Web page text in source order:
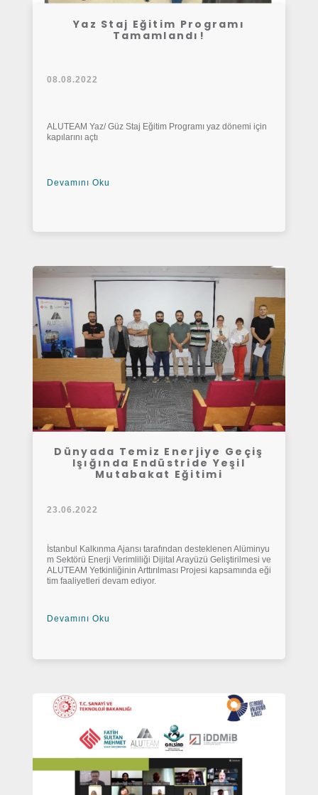
Yaz Staj Eğitim Programı
Tamamlandı!
08.08.2022
ALUTEAM Yaz/ Güz Staj Eğitim Programı yaz dönemi için
kapılarını açtı
Devamını Oku
Dünyada Temiz Enerjiye Geçiş
Işığında Endüstride Yeşil
Mutabakat Eğitimi
23.06.2022
İstanbul Kalkınma Ajansı tarafından desteklenen Alüminyu
m Sektörü Enerji Verimliliği Dijital Arayüzü Geliştirilmesi ve
ALUTEAM Yetkinliğinin Arttırılması Projesi kapsamında eği
tim faaliyetleri devam ediyor.
Devamını Oku